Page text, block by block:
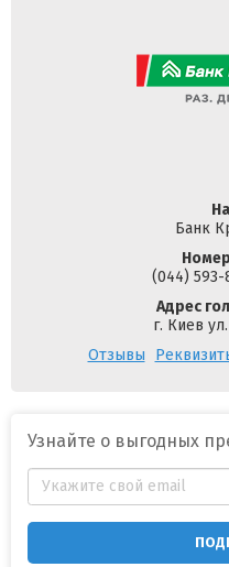
Банк
(044) 593-
Адрес
г. Киев
Отзывы
Узнайте о выгодных